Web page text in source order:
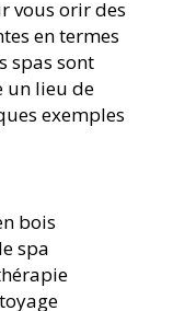
offrir des
en termes
spas sont
un lieu de
exemples
bois
spa